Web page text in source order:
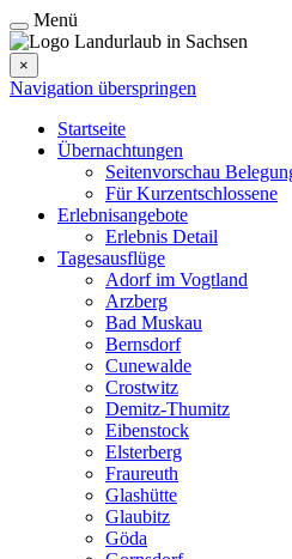
Menü
×
Navigation überspringen
Startseite
Übernachtungen
Seitenvorschau
Für Kurzentschlossene
Erlebnisangebote
Erlebnis Detail
Tagesausflüge
Adorf im Vogtland
Arzberg
Bad Muskau
Bernsdorf
Cunewalde
Crostwitz
Demitz-Thumitz
Eibenstock
Elsterberg
Fraureuth
Glashütte
Glaubitz
Göda